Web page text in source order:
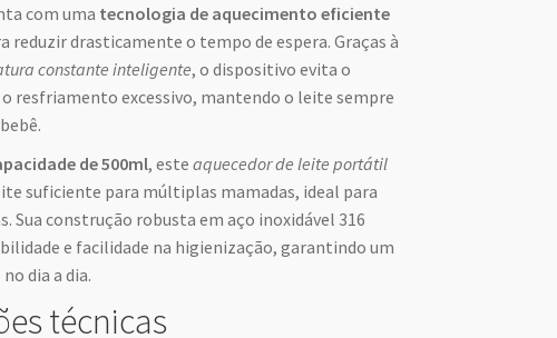
com uma tecnologia de aquecimento eficiente
reduzir drasticamente o tempo de espera. Graças à
constante inteligente, o dispositivo evita o
resfriamento excessivo, mantendo o leite sempre
de 500ml, esteaquecedor de leite portátil
suficiente para múltiplas mamadas, ideal para
Sua construção robusta em aço inoxidável 316
e facilidade na higienização, garantindo um
dia a dia.
técnicas